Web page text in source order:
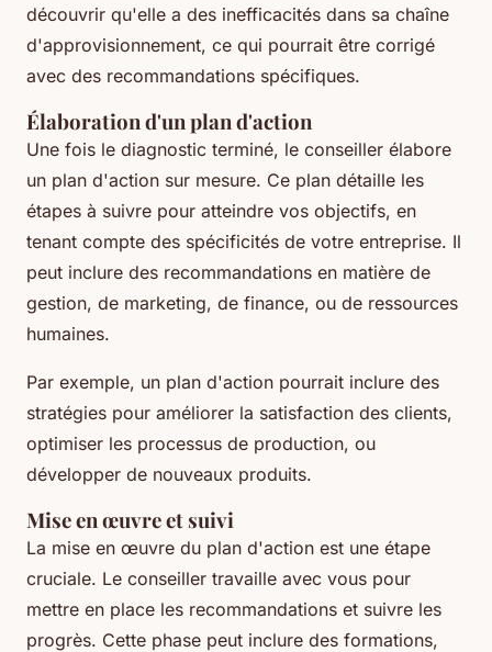
découvrir qu'elle a des inefficacités dans sa chaîne
d'approvisionnement, ce qui pourrait être corrigé
avec des recommandations spécifiques.
Élaboration d'un plan d'action
Une fois le diagnostic terminé, le conseiller élabore
un plan d'action sur mesure. Ce plan détaille les
étapes à suivre pour atteindre vos objectifs, en
tenant compte des spécificités de votre entreprise. Il
peut inclure des recommandations en matière de
gestion, de marketing, de finance, ou de ressources
humaines.
Par exemple, un plan d'action pourrait inclure des
stratégies pour améliorer la satisfaction des clients,
optimiser les processus de production, ou
développer de nouveaux produits.
Mise en œuvre et suivi
La mise en œuvre du plan d'action est une étape
cruciale. Le conseiller travaille avec vous pour
mettre en place les recommandations et suivre les
progrès. Cette phase peut inclure des formations,